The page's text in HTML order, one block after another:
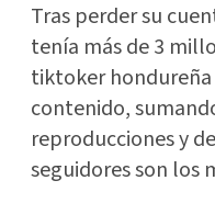
Tras perder su
tenía más de 3
tiktoker
contenido,
reproducciones y
seguidores son los